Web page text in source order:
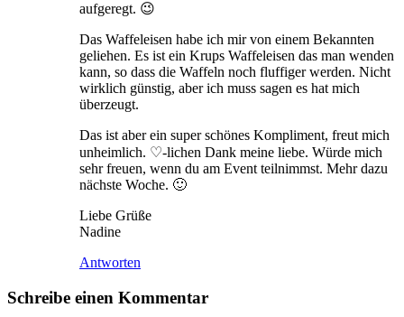
aufgeregt. 😉
Das Waffeleisen habe ich mir von einem Bekannten
geliehen. Es ist ein Krups Waffeleisen das man wenden
kann, so dass die Waffeln noch fluffiger werden. Nicht
wirklich günstig, aber ich muss sagen es hat mich
überzeugt.
Das ist aber ein super schönes Kompliment, freut mich
unheimlich. ♡-lichen Dank meine liebe. Würde mich
sehr freuen, wenn du am Event teilnimmst. Mehr dazu
nächste Woche. 🙂
Liebe Grüße
Nadine
Antworten
Schreibe einen Kommentar